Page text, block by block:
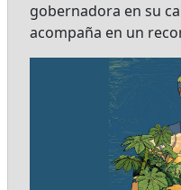
gobernadora en su
acompaña en un